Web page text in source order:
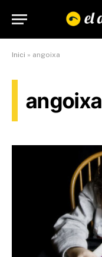
Inici » angoixa
angoixa